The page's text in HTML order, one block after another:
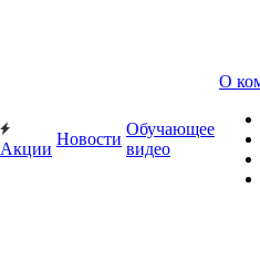
Акции
Новости
Обучающее
видео
О